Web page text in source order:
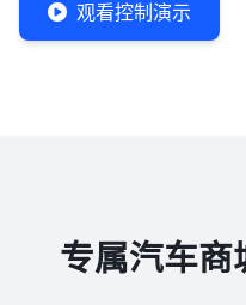
观看控制演示
专属汽车商